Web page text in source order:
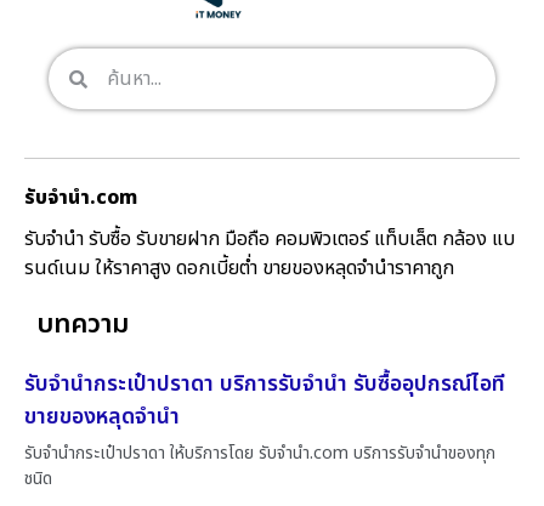
รับจํานํา.com
รับจำนำ รับซื้อ รับขายฝาก มือถือ คอมพิวเตอร์ แท็บเล็ต กล้อง แบ
รนด์เนม ให้ราคาสูง ดอกเบี้ยต่ำ ขายของหลุดจำนำราคาถูก
บทความ
รับจำนำกระเป๋าปราดา บริการรับจำนำ รับซื้ออุปกรณ์ไอที
ขายของหลุดจำนำ
รับจำนำกระเป๋าปราดา ให้บริการโดย รับจํานํา.com บริการรับจำนำของทุก
ชนิด